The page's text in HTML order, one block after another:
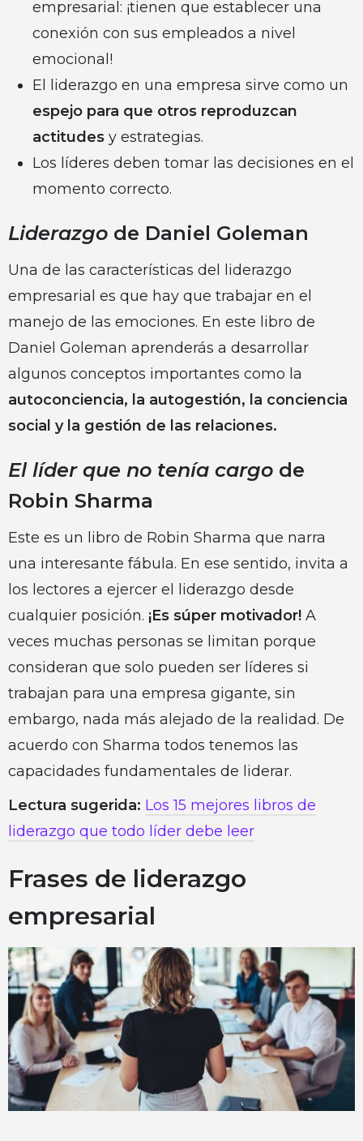
empresarial: ¡tienen que establecer una
conexión con sus empleados a nivel
emocional!
El liderazgo en una empresa sirve como un
espejo para que otros reproduzcan
actitudes y estrategias.
Los líderes deben tomar las decisiones en el
momento correcto.
Liderazgo de Daniel Goleman
Una de las características del liderazgo
empresarial es que hay que trabajar en el
manejo de las emociones. En este libro de
Daniel Goleman aprenderás a desarrollar
algunos conceptos importantes como la
autoconciencia, la autogestión, la conciencia
social y la gestión de las relaciones.
El líder que no tenía cargo de
Robin Sharma
Este es un libro de Robin Sharma que narra
una interesante fábula. En ese sentido, invita a
los lectores a ejercer el liderazgo desde
cualquier posición. ¡Es súper motivador! A
veces muchas personas se limitan porque
consideran que solo pueden ser líderes si
trabajan para una empresa gigante, sin
embargo, nada más alejado de la realidad. De
acuerdo con Sharma todos tenemos las
capacidades fundamentales de liderar.
Lectura sugerida: Los 15 mejores libros de
liderazgo que todo líder debe leer
Frases de liderazgo
empresarial